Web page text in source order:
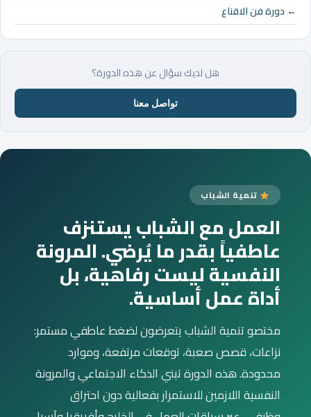
← دورة فن الاقناع
هل لديك سؤال عن هذه الدورة؟
تواصل معنا
تنمية الشباب
العمل مع الشباب يستنزف
عاطفياً بقدر ما يُرضي. المرونة
النفسية ليست رفاهية، بل
أداة عمل أساسية.
مختصو تنمية الشباب يتعرضون لضغط عاطفي مستمر:
نزاعات، قصص صعبة، توقعات مرتفعة، وموارد
محدودة. هذه الدورة تبني الذكاء الاجتماعي والمرونة
النفسية اللازمين للاستمرار بفعالية دون احتراق